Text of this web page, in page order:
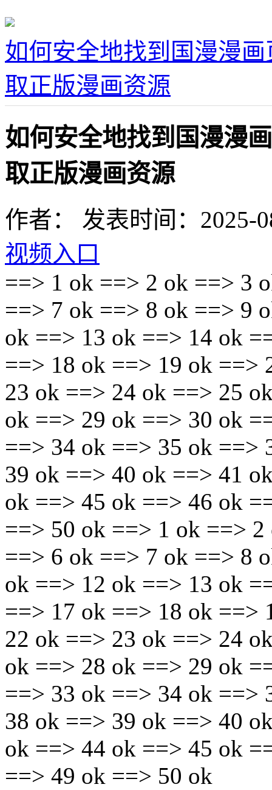
如何安全地找到国漫漫
取正版漫画资源
如何安全地找到国漫漫
取正版漫画资源
作者：
发表时间：2025-
视频入口
==> 1 ok ==> 2 ok ==> 3
==> 7 ok ==> 8 ok ==> 9
ok ==> 13 ok ==> 14 ok
==> 18 ok ==> 19 ok ==>
23 ok ==> 24 ok ==> 25
ok ==> 29 ok ==> 30 ok
==> 34 ok ==> 35 ok ==>
39 ok ==> 40 ok ==> 41
ok ==> 45 ok ==> 46 ok
==> 50 ok ==> 1 ok ==>
==> 6 ok ==> 7 ok ==> 8
ok ==> 12 ok ==> 13 ok
==> 17 ok ==> 18 ok ==>
22 ok ==> 23 ok ==> 24
ok ==> 28 ok ==> 29 ok
==> 33 ok ==> 34 ok ==>
38 ok ==> 39 ok ==> 40
ok ==> 44 ok ==> 45 ok
==> 49 ok ==> 50 ok